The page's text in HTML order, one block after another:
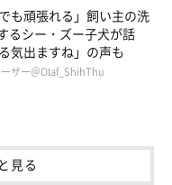
さんの愛犬・シャロンちゃん
材当時6才）とモグくん（コーギ
主さんは、2022年3月5日に子犬
し、犬の多頭飼いをスタートさせ
間が経過した頃に撮った写真
んです♪
さん）
いたうえで制作してい
も頑張れる」飼い主の洗
るシー・ズー子犬が話
気出ますね」の声も
ザー＠Olaf_ShihThu
見る